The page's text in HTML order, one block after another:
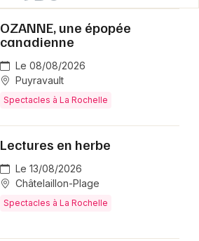
OZANNE, une épopée
canadienne
Le 08/08/2026
Puyravault
Spectacles à La Rochelle
Lectures en herbe
Le 13/08/2026
Châtelaillon-Plage
Spectacles à La Rochelle